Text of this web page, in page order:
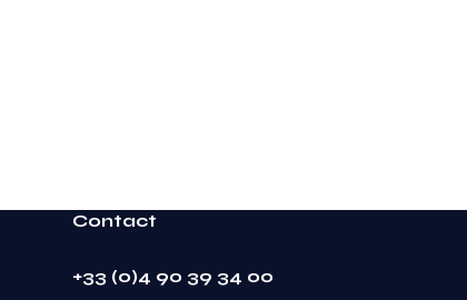
Contact
+33 (0)4 90 39 34 00